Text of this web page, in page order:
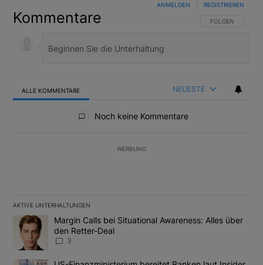
Kommentare FOLGE DIESER
FOLGEN
ANMELDEN REGISTRIEREN
ALLE KOMMENTARE NEUESTE
Noch keine Kommentare
WERBUNG
AKTIVE UNTERHALTUNGEN
Das Folgende ist eine Liste der am meisten kommentierten
Ein Trendartikel mit dem Titel "Margin Calls bei Situational
Margin Calls bei Situational Awareness: Alles über
den Retter-Deal
3